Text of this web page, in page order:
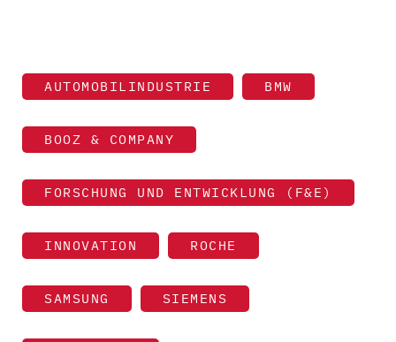
AUTOMOBILINDUSTRIE BMW
BOOZ & COMPANY
FORSCHUNG UND ENTWICKLUNG (F&E)
INNOVATION ROCHE
SAMSUNG SIEMENS